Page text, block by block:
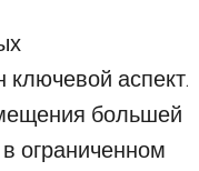
аспект.
большей
ограниченном